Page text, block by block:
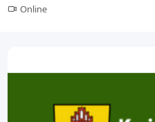
Online